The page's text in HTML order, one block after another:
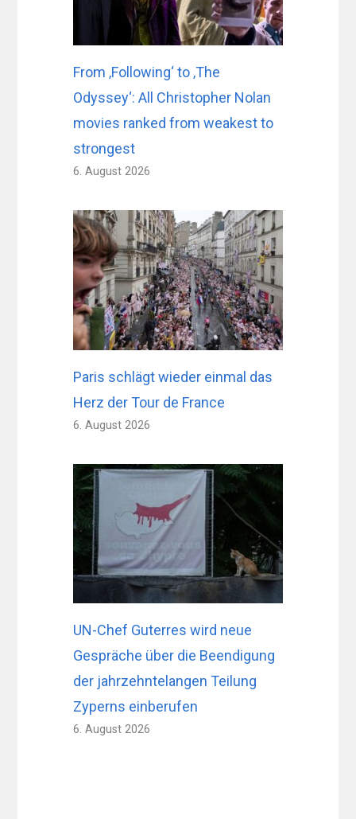
From ‚Following‘ to ‚The
Odyssey‘: All Christopher Nolan
movies ranked from weakest to
strongest
6. August 2026
Paris schlägt wieder einmal das
Herz der Tour de France
6. August 2026
UN-Chef Guterres wird neue
Gespräche über die Beendigung
der jahrzehntelangen Teilung
Zyperns einberufen
6. August 2026